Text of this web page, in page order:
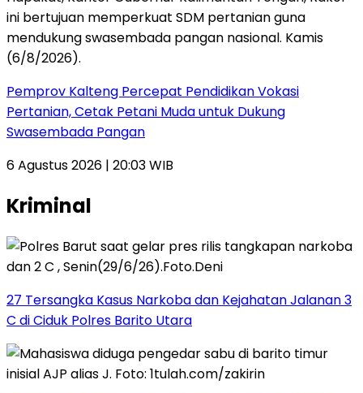
Pemprov Kalteng Percepat Pendidikan Vokasi
Pertanian, Cetak Petani Muda untuk Dukung
Swasembada Pangan
6 Agustus 2026 | 20:03 WIB
Kriminal
27 Tersangka Kasus Narkoba dan Kejahatan Jalanan 3
C di Ciduk Polres Barito Utara